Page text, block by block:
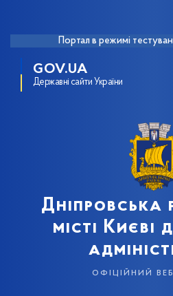
Портал в режимі
GOV.UA
Державні сайти України
Дніпровська
місті Києві
офіційний